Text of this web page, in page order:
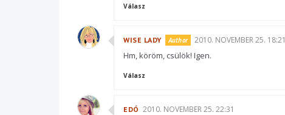
Válasz
WISE LADY 2010. NOVEMBER 25. 18:21
Hm, köröm, csülök! Igen.
Válasz
EDÓ 2010. NOVEMBER 25. 22:31